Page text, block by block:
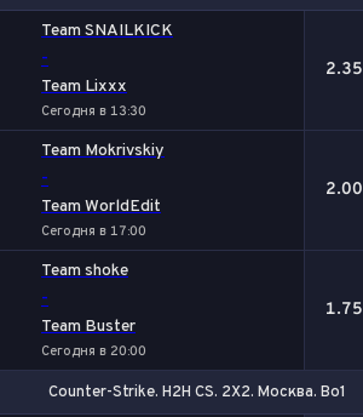
Team SNAILKICK
-
Team Lixxx
Сегодня в 13:30
2.35
Team Mokrivskiy
-
Team WorldEdit
Сегодня в 17:00
2.00
Team shoke
-
Team Buster
Сегодня в 20:00
1.75
Counter-Strike. H2H CS. 2X2. Москва. Bo1